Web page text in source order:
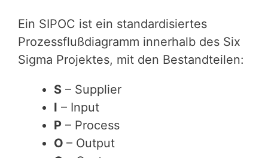
Ein SIPOC ist ein standardisiertes
Prozessflußdiagramm innerhalb des Six
Sigma Projektes, mit den Bestandteilen:
S – Supplier
I – Input
P – Process
O – Output